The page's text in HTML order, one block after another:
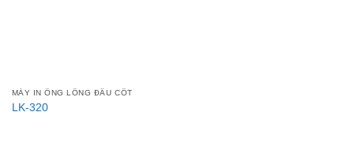
MÁY IN ỐNG LỒNG ĐẦU CỐT
LK-320